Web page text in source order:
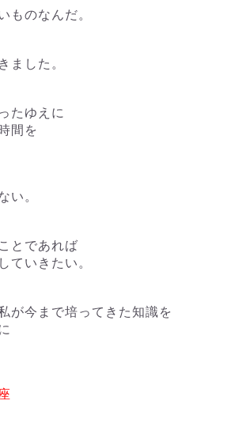
ものなんだ。
ました。
たゆえに
間を
い。
とであれば
ていきたい。
が今まで培ってきた知識を